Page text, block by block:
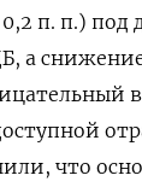
п. п.) под
а
что